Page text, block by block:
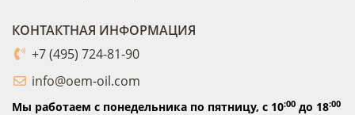
КОНТАКТНАЯ ИНФОРМАЦИЯ
+7 (495) 724-81-90
info@oem-oil.com
Мы работаем с понедельника по пятницу, с 10:00 до 18:00